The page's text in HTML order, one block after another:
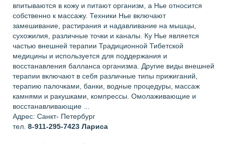
впитываются в кожу и питают организм, а Нье относится
собственно к массажу. Техники Нье включают
замешивание, растирания и надавливание на мышцы,
сухожилия, различные точки и каналы. Ку Нье является
частью внешней терапии Традиционной Тибетской
медицины и используется для поддержания и
восстанавления балланса организма. Другие виды внешней
терапии включают в себя различные типы прижиганий,
терапию палочками, банки, водные процедуры, массаж
камнями и ракушками, компрессы. Омолаживающие и
восстанавливающие ...
Адрес: Санкт- Петербург
тел. 8-911-295-7423 Лариса